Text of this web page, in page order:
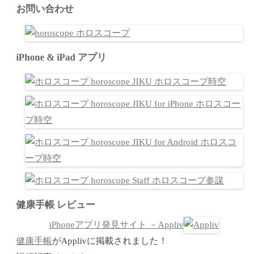
お問い合わせ
iPhone & iPad アプリ
健康手帳 レビュー
iPhoneアプリ発見サイト －Appliv
健康手帳がApplivに掲載されました！